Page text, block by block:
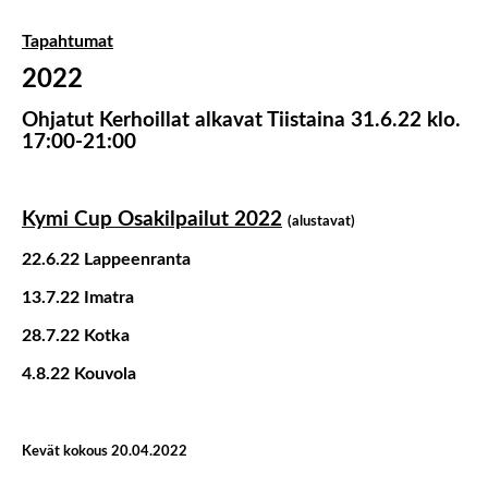
Tapahtumat
2022
Ohjatut Kerhoillat alkavat Tiistaina 31.6.22 klo.
17:00-21:00
Kymi Cup Osakilpailut 2022 (alustavat)
22.6.22 Lappeenranta
13.7.22 Imatra
28.7.22 Kotka
4.8.22 Kouvola
Kevät kokous 20.04.2022